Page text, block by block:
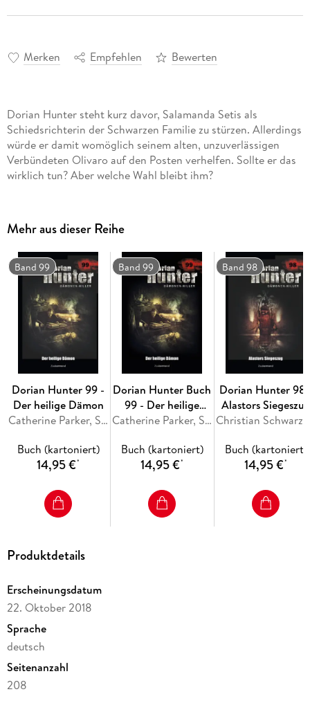
Merken Empfehlen Bewerten
Dorian Hunter steht kurz davor, Salamanda Setis als
Schiedsrichterin der Schwarzen Familie zu stürzen. Allerdings
würde er damit womöglich seinem alten, unzuverlässigen
Verbündeten Olivaro auf den Posten verhelfen. Sollte er das
wirklich tun? Aber welche Wahl bleibt ihm?
Mehr aus dieser Reihe
Band 99
Dorian Hunter 99 -
Der heilige Dämon
Catherine Parker, Simon Borner, Dennis Ehrhardt
Buch (kartoniert)
14,95 €*
Band 99
Dorian Hunter Buch
99 - Der heilige
Dämon
Catherine Parker, Simon Borner, Dario Vandis
Buch (kartoniert)
14,95 €*
Band 98
Dorian Hunter 98
Alastors Siegeszug
Buch (kartoniert)
14,95 €*
Produktdetails
Erscheinungsdatum
22. Oktober 2018
Sprache
deutsch
Seitenanzahl
208